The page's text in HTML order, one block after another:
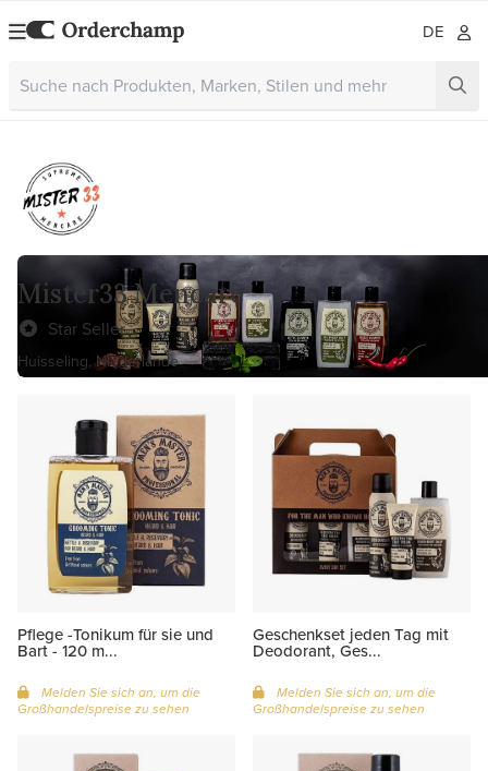
DE
Mister33 Mencare
Star Seller
Huisseling, Niederlande
Pflege -Tonikum für sie und
Bart - 120 m...
Melden Sie sich an, um die
Großhandelspreise zu sehen
Geschenkset jeden Tag mit
Deodorant, Ges...
Melden Sie sich an, um die
Großhandelspreise zu sehen